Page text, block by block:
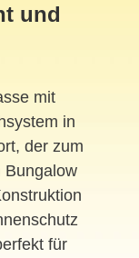
und
mit
in
der zum
Bungalow
für